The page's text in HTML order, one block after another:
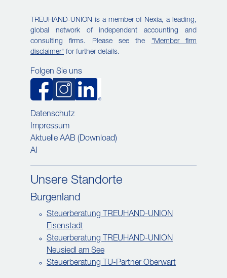
TREUHAND-UNION is a member of Nexia, a leading,
global network of independent accounting and
consulting firms. Please see the "Member firm
disclaimer" for further details.
Datenschutz
Impressum
Aktuelle AAB (Download)
AI
Folgen Sie uns
Unsere Standorte
Burgenland
Steuerberatung TREUHAND-UNION
Eisenstadt
Steuerberatung TREUHAND-UNION
Neusiedl am See
Steuerberatung TU-Partner Oberwart